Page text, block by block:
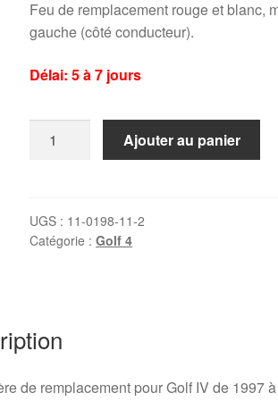
Feu de remplacement rouge et blanc,
gauche (côté conducteur).
Délai: 5 à 7 jours
gauche
Rouge
4
Ajouter au panier
UGS : 11-0198-11-2
Catégorie :Golf 4
de remplacement pour Golf IV de 1997